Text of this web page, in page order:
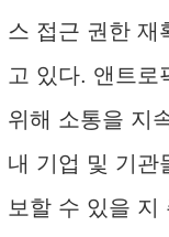
스 접근 권한 재
고 있다. 앤트로
위해 소통을 지
내 기업 및 기관
보할 수 있을 지